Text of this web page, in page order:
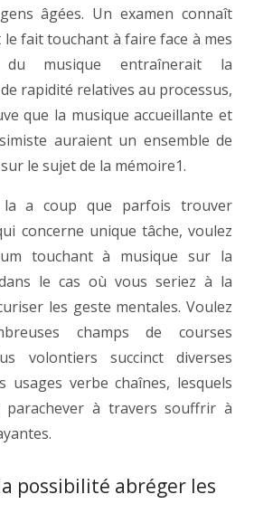
âgées. Un examen connaît
fait touchant à faire face à mes
du musique entraînerait la
rapidité relatives au processus,
que la musique accueillante et
auraient un ensemble de
le sujet de la mémoire1.
a coup que parfois trouver
concerne unique tâche, voulez
touchant à musique sur la
le cas où vous seriez à la
les geste mentales. Voulez
champs de courses
volontiers succinct diverses
usages verbe chaînes, lesquels
parachever à travers souffrir à
possibilité abréger les